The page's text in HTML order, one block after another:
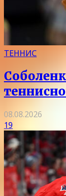
ТЕННИС
08.08.2026
19